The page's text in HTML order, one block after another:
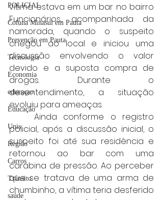
POLICIAL
Coluna Minasul em Pauta
Prevenção em Pauta
Tecnologia
Economia
educaçao
Educação
Unis
Região
Carros
Trânsito
saúde
vítima estava em um bar no bairro
Funcionários, acompanhada da
namorada, quando o suspeito
chegou ao local e iniciou uma
discussão envolvendo o valor
devido e a suposta compra de
drogas. Durante o
desentendimento, a situação
evoluiu para ameaças.
	Ainda conforme o registro
policial, após a discussão inicial, o
suspeito foi até sua residência e
retornou ao bar com uma
carabina de pressão. Ao perceber
que se tratava de uma arma de
chumbinho, a vítima teria desferido